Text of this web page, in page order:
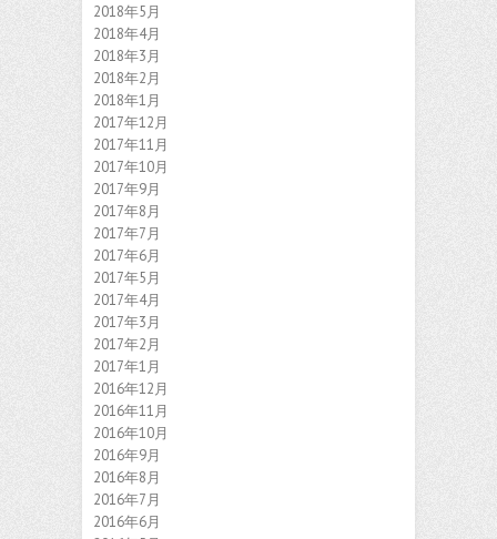
2018年5月
2018年4月
2018年3月
2018年2月
2018年1月
2017年12月
2017年11月
2017年10月
2017年9月
2017年8月
2017年7月
2017年6月
2017年5月
2017年4月
2017年3月
2017年2月
2017年1月
2016年12月
2016年11月
2016年10月
2016年9月
2016年8月
2016年7月
2016年6月